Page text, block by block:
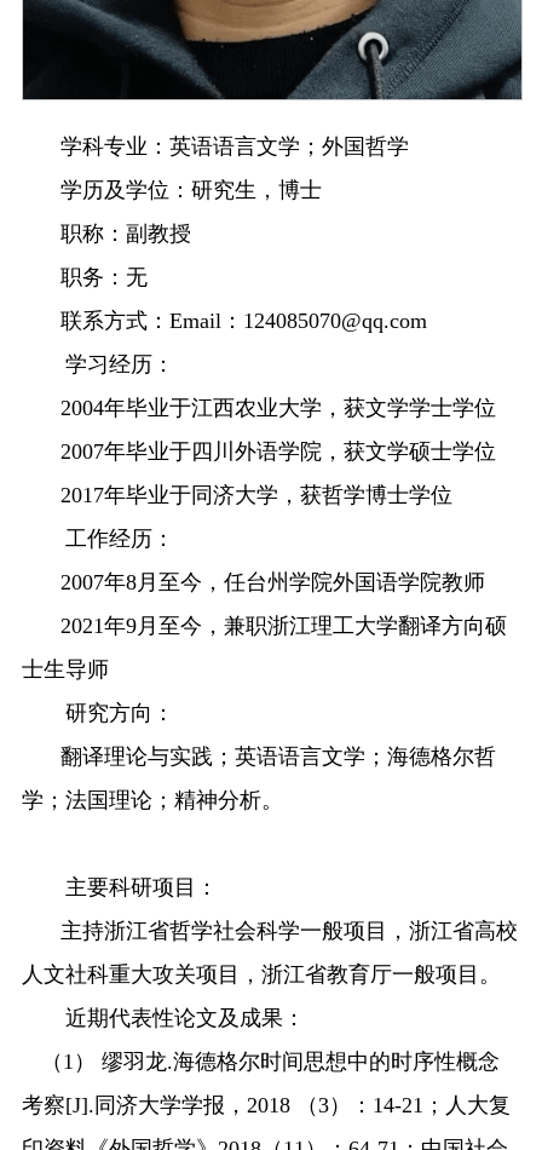
学科专业： 英语语言文学；外国哲学
学历及学位： 研究生，博士
职称： 副 教授
职务： 无
联系方式： Email： 124085070@qq.com
学习经历：
2004年毕业于江西农业大学 ，获文学学士学位
2007年毕业于四川外语学院，获文学硕士学位
2017年毕业于同济大学 ，获哲学博士学位
工作经历：
2007年8月至今 ，任台州学院外国语学院教师
2021年9月至今 ， 兼职浙江理工大学翻译方向硕
士生导师
研究方向：
翻译理论与实践；英语语言文学；海德格尔哲
学；法国理论；精神分析。
主要科研项目：
主持浙江省哲学社会科学一般项目，浙江省高校
人文社科重大攻关项目，浙江省教育厅一般项目 。
近期代表性论文及成果：
（ 1 ） 缪羽龙.海德格尔时间思想中的时序性概念
考察[J]. 同济大学学报， 2018 （3） ： 14-21； 人大复